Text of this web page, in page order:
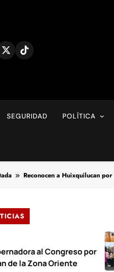
SEGURIDAD POLÍTICA
Reconocen a Huixquilucan
por